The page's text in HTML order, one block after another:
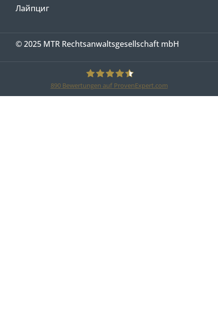
Лайпциг
© 2025 MTR Rechtsanwaltsgesellschaft mbH
890Bewertungen auf ProvenExpert.com